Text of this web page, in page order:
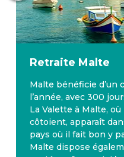
Retraite Malte
Malte bénéficie d’un
l’année, avec 300
La Valette à Malte,
côtoient, apparaît
pays où il fait bon y
Malte dispose